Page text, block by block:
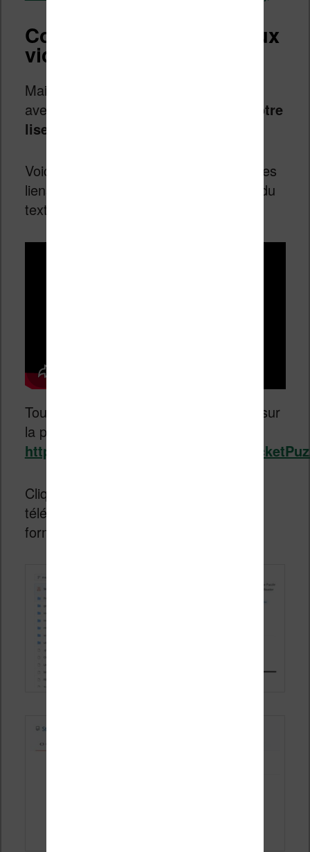
Comment installer les jeux
vidéo sur votre liseuse ?
Maintenant passons au cœur du sujet
avec
l’installation de ces jeux sur votre
liseuse
Voici la vidéo qui explique les choses (les
liens et explications sont dans la suite du
texte) :
Tout d’abord, vous devez vous rendre sur
la page suivante :
https://github.com/SteffenBauer/
Cliquez ensuite sur “
téléchargez la dernière version dans le
format “Zip” :